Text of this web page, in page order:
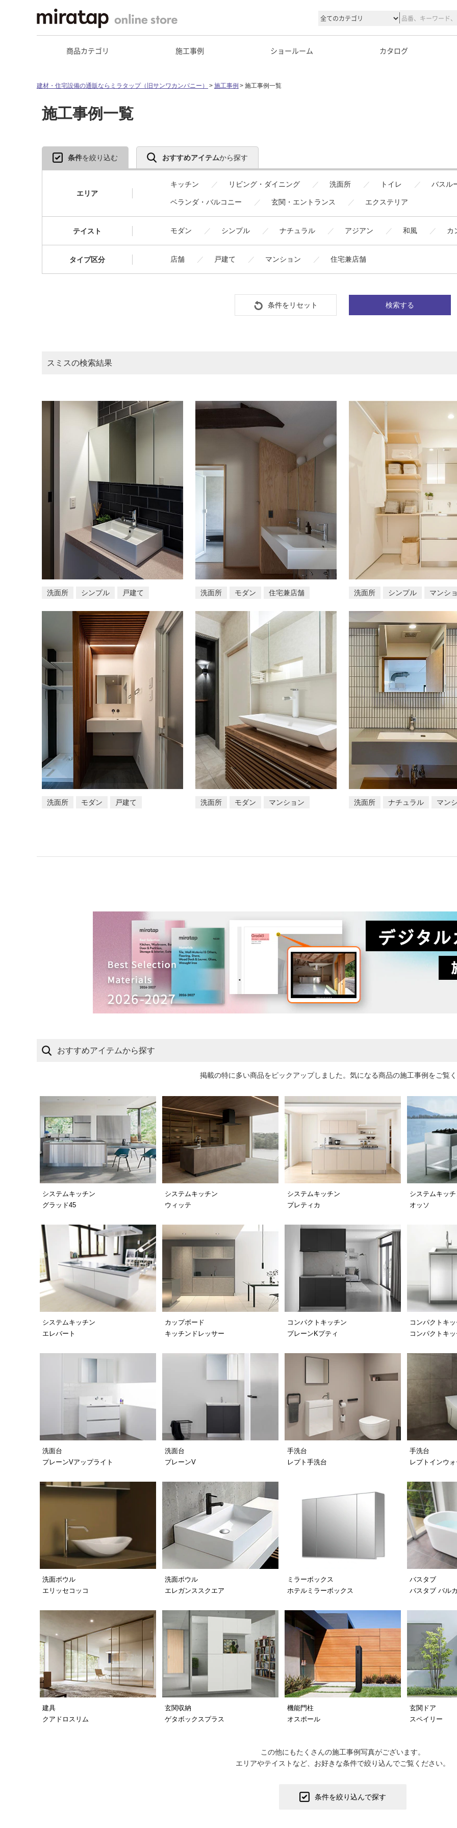
商品カテゴリ 施工事例 ショールーム カタログ
建材・住宅設備の通販ならミラタップ（旧サンワカンパニー） 施工事例 施工事例一覧
施工事例一覧
条件を絞り込む おすすめアイテムから探す
エリア
キッチン リビング・ダイニング 洗面所 トイレ バスル
ベランダ・バルコニー 玄関・エントランス エクステリア
テイスト モダン シンプル ナチュラル アジアン 和風 カ
タイプ区分 店舗 戸建て マンション 住宅兼店舗
条件をリセット 検索する
スミスの検索結果
洗面所 シンプル 戸建て 洗面所 モダン 住宅兼店舗 洗面所 シンプル マンシ
洗面所 モダン 戸建て 洗面所 モダン マンション 洗面所 ナチュラル マン
おすすめアイテムから探す
掲載の特に多い商品をピックアップしました。気になる商品の施工事例をご覧
システムキッチン
グラッド45
システムキッチン
ウィッテ
システムキッチン
プレティカ
システムキッ
オッソ
システムキッチン
エレバート
カップボード
キッチンドレッサー
コンパクトキッチン
プレーンKプティ
コンパクトキ
コンパクトキ
洗面台
プレーンVアップライト
洗面台
プレーンV
手洗台
レプト手洗台
手洗台
レプトインウ
洗面ボウル
エリッセコッコ
洗面ボウル
エレガンススクエア
ミラーボックス
ホテルミラーボックス
バスタブ
バスタブ バル
建具
クアドロスリム
玄関収納
ゲタボックスプラス
機能門柱
オスポール
玄関ドア
スペイリー
この他にもたくさんの施工事例写真がございます。
エリアやテイストなど、お好きな条件で絞り込んでご覧ください。
条件を絞り込んで探す